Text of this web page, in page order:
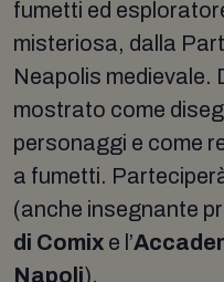
fumetti ed
misteriosa, dalla
Neapolis medievale.
mostrato come
personaggi e come
a fumetti.
(anche insegnante
di Comix e l’
Napoli).